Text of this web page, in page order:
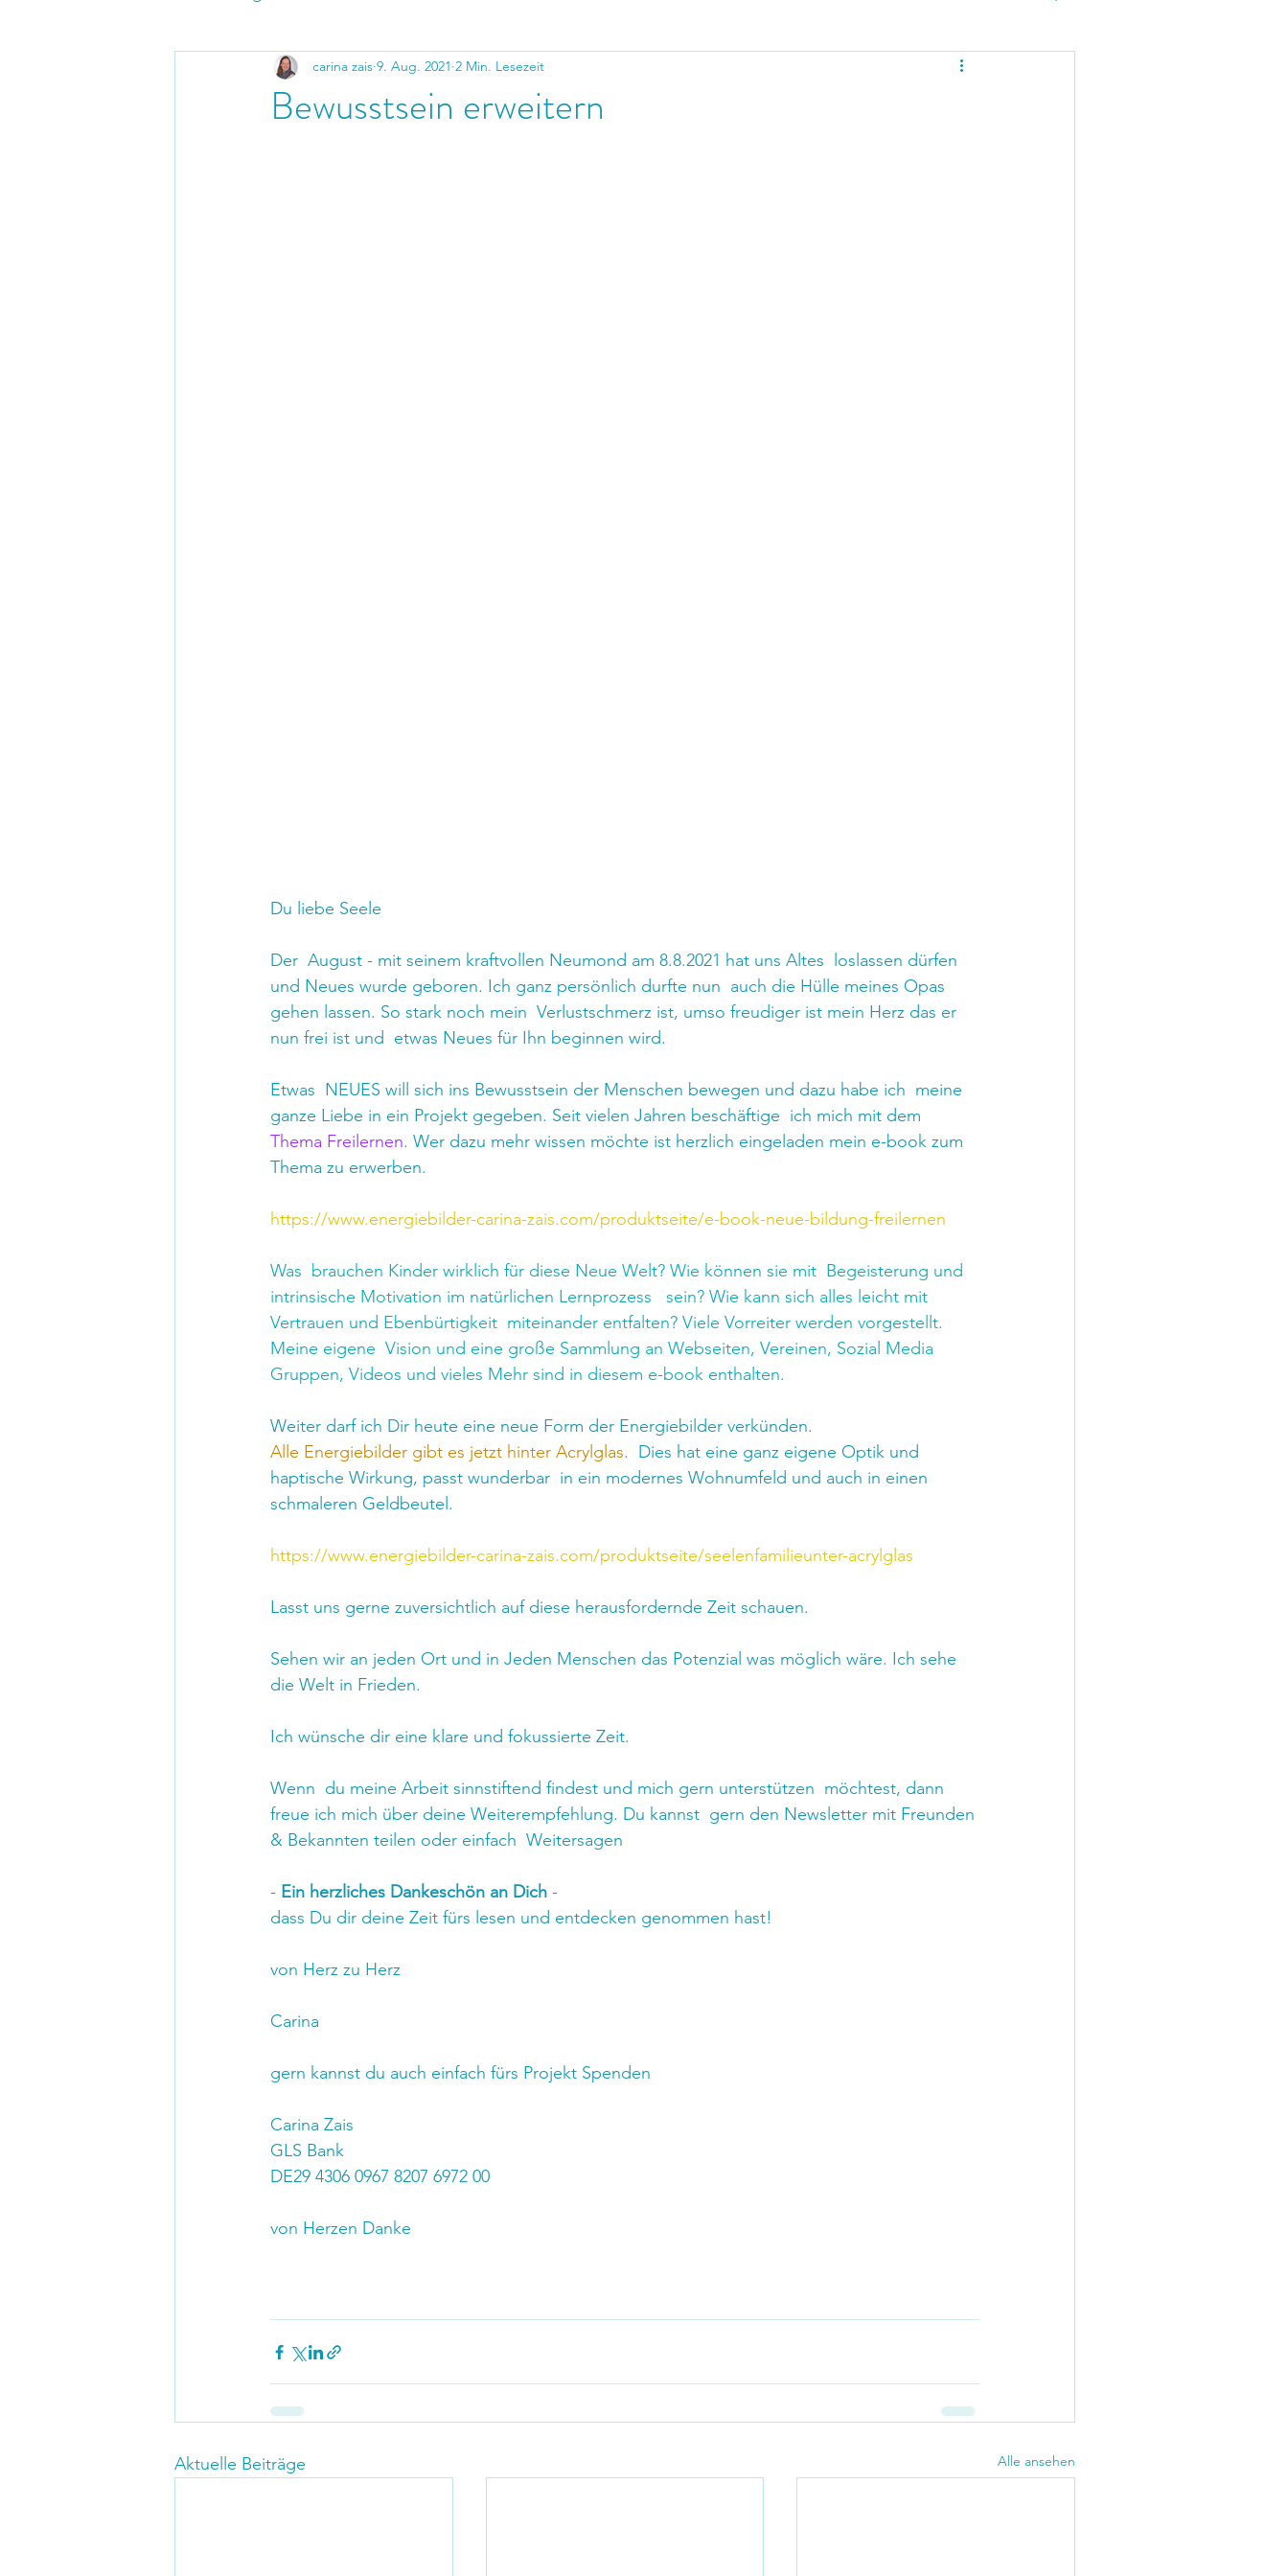
Bewusstsein erweitern
carina zais 9. Aug. 2021 2 Min. Lesezeit
Du liebe Seele
Der  August - mit seinem kraftvollen Neumond am 8.8.2021 hat uns Altes  loslassen dürfen
und Neues wurde geboren. Ich ganz persönlich durfte nun  auch die Hülle meines Opas
gehen lassen. So stark noch mein  Verlustschmerz ist, umso freudiger ist mein Herz das er
nun frei ist und  etwas Neues für Ihn beginnen wird.
Etwas  NEUES will sich ins Bewusstsein der Menschen bewegen und dazu habe ich  meine
ganze Liebe in ein Projekt gegeben. Seit vielen Jahren beschäftige  ich mich mit dem
Thema Freilernen. Wer dazu mehr wissen möchte ist herzlich eingeladen mein e-book zum
Thema zu erwerben.
https://www.energiebilder-carina-zais.com/produktseite/e-book-neue-bildung-freilernen
Was  brauchen Kinder wirklich für diese Neue Welt? Wie können sie mit  Begeisterung und
intrinsische Motivation im natürlichen Lernprozess   sein? Wie kann sich alles leicht mit
Vertrauen und Ebenbürtigkeit  miteinander entfalten? Viele Vorreiter werden vorgestellt.
Meine eigene  Vision und eine große Sammlung an Webseiten, Vereinen, Sozial Media
Gruppen, Videos und vieles Mehr sind in diesem e-book enthalten.
Weiter darf ich Dir heute eine neue Form der Energiebilder verkünden.
Alle Energiebilder gibt es jetzt hinter Acrylglas.  Dies hat eine ganz eigene Optik und
haptische Wirkung, passt wunderbar  in ein modernes Wohnumfeld und auch in einen
schmaleren Geldbeutel.
https://www.energiebilder-carina-zais.com/produktseite/seelenfamilieunter-acrylglas
Lasst uns gerne zuversichtlich auf diese herausfordernde Zeit schauen.
Sehen wir an jeden Ort und in Jeden Menschen das Potenzial was möglich wäre. Ich sehe
die Welt in Frieden.
Ich wünsche dir eine klare und fokussierte Zeit.
Wenn  du meine Arbeit sinnstiftend findest und mich gern unterstützen  möchtest, dann
freue ich mich über deine Weiterempfehlung. Du kannst  gern den Newsletter mit Freunden
& Bekannten teilen oder einfach  Weitersagen
- Ein herzliches Dankeschön an Dich -
dass Du dir deine Zeit fürs lesen und entdecken genommen hast!
von Herz zu Herz
Carina
gern kannst du auch einfach fürs Projekt Spenden
Carina Zais
GLS Bank
DE29 4306 0967 8207 6972 00
von Herzen Danke
Aktuelle Beiträge Alle ansehen